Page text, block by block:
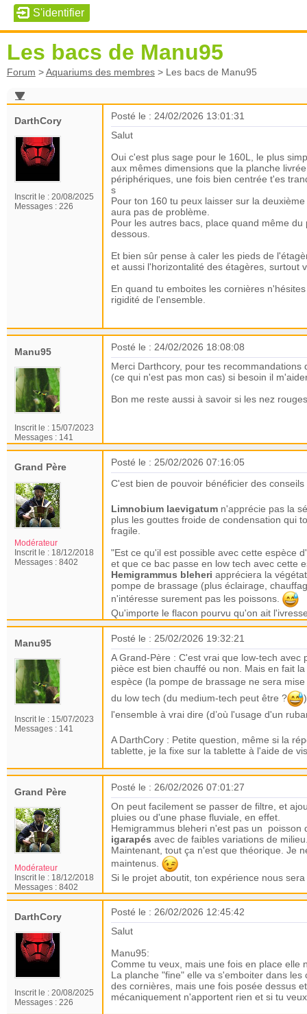
Les bacs de Manu95
Forum >Aquariums des membres> Les bacs de Manu95
DarthCory
Inscrit le : 20/08/2025
Messages : 226
Posté le : 24/02/2026 13:01:31
Salut
Oui c'est plus sage pour le 160L, le plus
aux mêmes dimensions que la planche
périphériques, une fois bien centrée t'es
s
Pour ton 160 tu peux laisser sur la
aura pas de problème.
Pour les autres bacs, place quand même
dessous.
Et bien sûr pense à caler les pieds de
et aussi l'horizontalité des étagères, surtout
En quand tu emboites les cornières
rigidité de l'ensemble.
Manu95
Inscrit le : 15/07/2023
Messages : 141
Posté le : 24/02/2026 18:08:08
Merci Darthcory, pour tes
(ce qui n'est pas mon cas) si besoin il
Bon me reste aussi à savoir si les nez
Grand Père
Modérateur
Inscrit le : 18/12/2018
Messages : 8402
Posté le : 25/02/2026 07:16:05
C'est bien de pouvoir bénéficier des
Limnobium laevigatumn'apprécie pas la
plus les gouttes froide de condensation qui
fragile.
"Est ce qu'il est possible avec cette espèce
et que ce bac passe en low tech avec cette
Hemigrammus bleheri appréciera la
pompe de brassage (plus éclairage,
n'intéresse surement pas les poissons.
Qu'importe le flacon pourvu qu'on ait
Manu95
Inscrit le : 15/07/2023
Messages : 141
Posté le : 25/02/2026 19:32:21
A Grand-Père : C'est vrai que low-tech
pièce est bien chauffé ou non. Mais en fait
espèce (la pompe de brassage ne sera
du low tech (du medium-tech peut être ?
l'ensemble à vrai dire (d’où l'usage d'un
A DarthCory : Petite question, même si la
tablette, je la fixe sur la tablette à l'aide de
Grand Père
Modérateur
Inscrit le : 18/12/2018
Messages : 8402
Posté le : 26/02/2026 07:01:27
On peut facilement se passer de filtre, et
pluies ou d'une phase fluviale, en effet.
Hemigrammus bleheri n'est pas un
igarapés avec de faibles variations de
Maintenant, tout ça n'est que théorique. Je
maintenus.
Si le projet aboutit, ton expérience nous
DarthCory
Inscrit le : 20/08/2025
Messages : 226
Posté le : 26/02/2026 12:45:42
Salut
Manu95:
Comme tu veux, mais une fois en place elle
La planche "fine" elle va s'emboiter dans
des cornières, mais une fois posée dessus
mécaniquement n'apportent rien et si tu